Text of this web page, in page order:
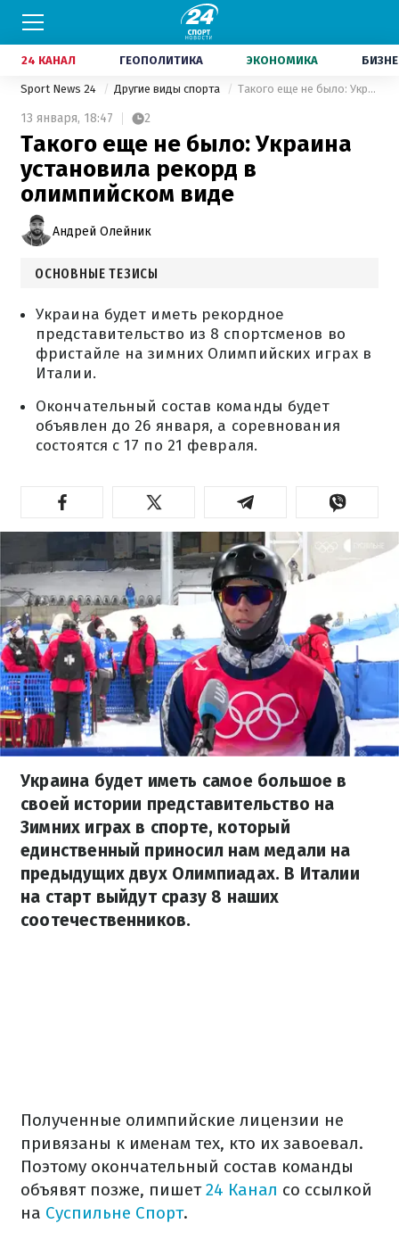
24 КАНАЛ ГЕОПОЛИТИКА ЭКОНОМИКА
Sport News 24 Другие виды спорта Такого еще не было: Украина установила рекорд в олимпийском виде
13 января, 18:47 2
Такого еще не было: Украина
установила рекорд в
олимпийском виде
Андрей Олейник
ОСНОВНЫЕ ТЕЗИСЫ
Украина будет иметь рекордное
представительство из 8 спортсменов во
фристайле на зимних Олимпийских играх в
Италии.
Окончательный состав команды будет
объявлен до 26 января, а соревнования
состоятся с 17 по 21 февраля.
Украина будет иметь самое большое в
своей истории представительство на
Зимних играх в спорте, который
единственный приносил нам медали на
предыдущих двух Олимпиадах. В Италии
на старт выйдут сразу 8 наших
соотечественников.
Полученные олимпийские лицензии не
привязаны к именам тех, кто их завоевал.
Поэтому окончательный состав команды
объявят позже, пишет24 Канал со ссылкой
на Суспильне Спорт.